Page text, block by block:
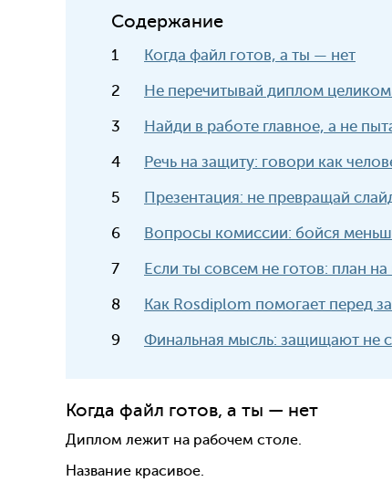
Содержание
Когда файл готов, а ты — нет
Не перечитывай диплом
Найди в работе главное, а не
Речь на защиту: говори как
Презентация: не превращай
Вопросы комиссии: бойся
Если ты совсем не готов: план
Как Rosdiplom помогает перед
Финальная мысль: защищают не
Когда файл готов, а ты — нет
Диплом лежит на рабочем столе.
Название красивое.